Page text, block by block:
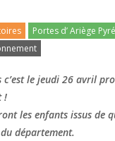
Portes d’ Ariège
c’est le jeudi 26 avril
!
les enfants issus de
département.